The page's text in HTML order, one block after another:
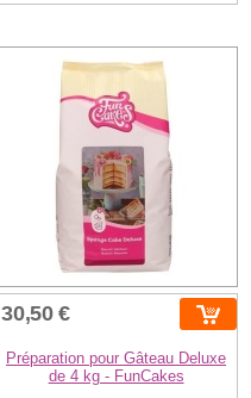
30,50 €
Préparation pour Gâteau Deluxe
de 4 kg - FunCakes